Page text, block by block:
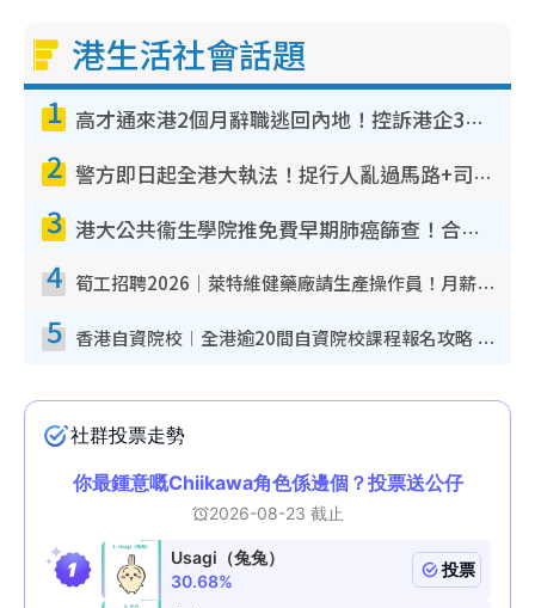
港生活社會話題
1 高才通來港2個月辭職逃回內地！控訴港企3宗罪 歎微管理極窒息
2 警方即日起全港大執法！捉行人亂過馬路+司機不專注駕駛！亂過馬路罰$2000
3 港大公共衞生學院推免費早期肺癌篩查！合資格人士將獲全額資助定期血液化驗／電腦斷層掃描／風險評估
4 筍工招聘2026｜萊特維健藥廠請生產操作員！月薪高達$1.7萬 冷氣廠房/五天工作/保證雙糧
5 香港自資院校︱全港逾20間自資院校課程報名攻略 留位費可退/申請日期/報名連結